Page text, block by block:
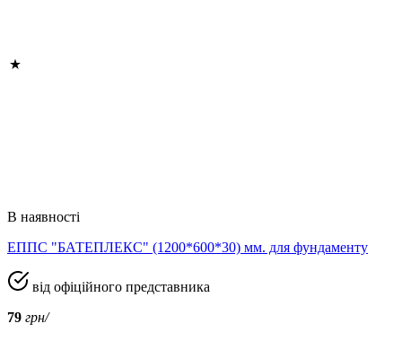
В наявності
ЕППС "БАТЕПЛЕКС" (1200*600*30) мм. для фундаменту
від офіційного представника
79 грн/